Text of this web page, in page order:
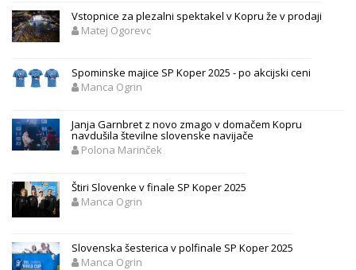
Vstopnice za plezalni spektakel v Kopru že v prodaji
Matej Ogorevc
Spominske majice SP Koper 2025 - po akcijski ceni
Manca Ogrin
Janja Garnbret z novo zmago v domačem Kopru
navdušila številne slovenske navijače
Polona Marinček
Štiri Slovenke v finale SP Koper 2025
Manca Ogrin
Slovenska šesterica v polfinale SP Koper 2025
Manca Ogrin